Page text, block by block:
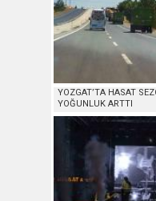
YOZGAT’TA HASAT
YOĞUNLUK ARTTI